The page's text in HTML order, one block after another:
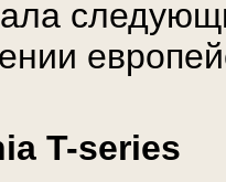
T-series